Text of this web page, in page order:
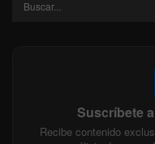
Suscríbete
Recibe contenido